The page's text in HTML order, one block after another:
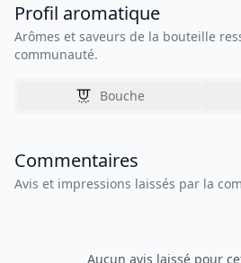
Profil aromatique
Arômes et saveurs de la bouteille
communauté.
Bouche
Commentaires
Avis et impressions laissés par la
Aucun avis laissé pour